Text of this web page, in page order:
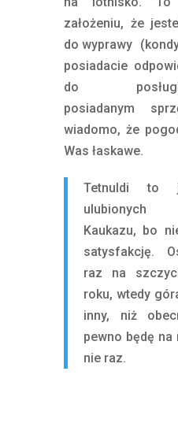
założeniu, że
do wyprawy
posiadacie
do
posiadanym
wiadomo, że
Was łaskawe.
Tetnuldi to
ulubionych
Kaukazu, bo
satysfakcję.
raz na
roku, wtedy
inny, niż
pewno będę
nie raz.